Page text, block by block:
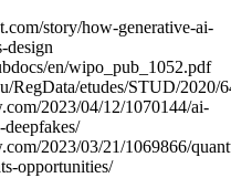
story/how-generative-ai-
design
en/wipo_pub_1052.pdf
RegData/etudes/STUD/
2023/04/12/1070144/ai-
2023/03/21/1069866/
opportunities/